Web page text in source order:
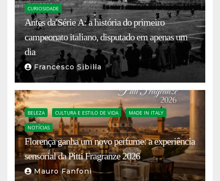
CURIOSIDADE
Antes da Série A: a história do primeiro
campeonato italiano, disputado em apenas um
dia
Francesco Sibilla
BELEZA CULTURA E ESTILO DE VIDA MADE IN ITALY
NOTÍCIAS
Florença ganha um novo perfume: a experiência
sensorial da Pitti Fragranze 2026
Mauro Fanfoni